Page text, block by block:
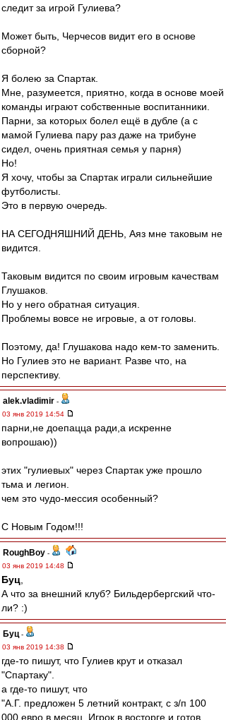
следит за игрой Гулиева?
Может быть, Черчесов видит его в основе
сборной?
Я болею за Спартак.
Мне, разумеется, приятно, когда в основе моей
команды играют собственные воспитанники.
Парни, за которых болел ещё в дубле (а с
мамой Гулиева пару раз даже на трибуне
сидел, очень приятная семья у парня)
Но!
Я хочу, чтобы за Спартак играли сильнейшие
футболисты.
Это в первую очередь.
НА СЕГОДНЯШНИЙ ДЕНЬ, Аяз мне таковым не
видится.
Таковым видится по своим игровым качествам
Глушаков.
Но у него обратная ситуация.
Проблемы вовсе не игровые, а от головы.
Поэтому, да! Глушакова надо кем-то заменить.
Но Гулиев это не вариант. Разве что, на
перспективу.
alek.vladimir -
03 янв 2019 14:54
парни,не доепацца ради,а искренне
вопрошаю))
этих "гулиевых" через Спартак уже прошло
тьма и легион.
чем это чудо-мессия особенный?
С Новым Годом!!!
RoughBoy -
03 янв 2019 14:48
Буц
А что за внешний клуб? Бильдербергский что-
ли? :)
Буц -
03 янв 2019 14:38
где-то пишут, что Гулиев крут и отказал
"Спартаку".
а где-то пишут, что
"А.Г. предложен 5 летний контракт, с з/п 100
000 евро в месяц. Игрок в восторге и готов